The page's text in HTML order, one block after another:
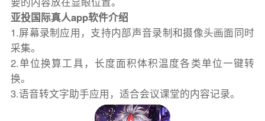
亚投国际真人app软件介绍
1.屏幕录制应用，支持内部声音录制和摄像头画面同时
采集。
2.单位换算工具，长度面积体积温度各类单位一键转
换。
3.语音转文字助手应用，适合会议课堂的内容记录。